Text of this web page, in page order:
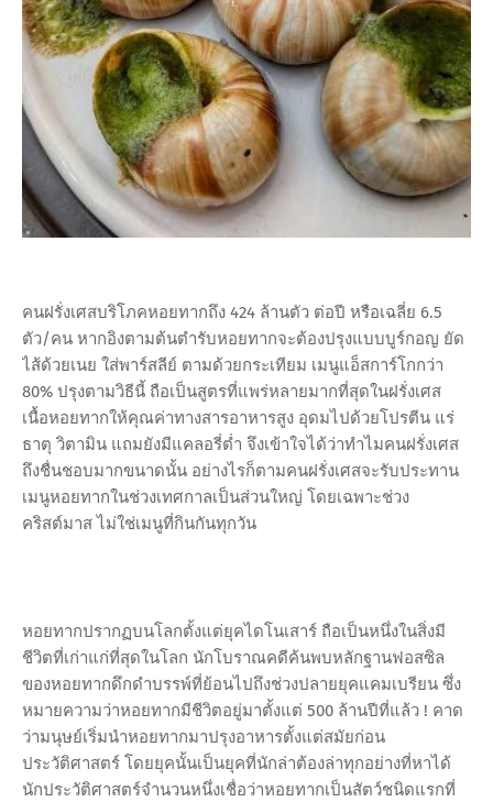
คนฝรั่งเศสบริโภคหอยทากถึง 424 ล้านตัว ต่อปี หรือเฉลี่ย 6.5
ตัว/คน หากอิงตามต้นตำรับหอยทากจะต้องปรุงแบบบูร์กอญ ยัด
ไส้ด้วยเนย ใส่พาร์สลีย์ ตามด้วยกระเทียม เมนูแอ็สการ์โกกว่า
80% ปรุงตามวิธีนี้ ถือเป็นสูตรที่แพร่หลายมากที่สุดในฝรั่งเศส
เนื้อหอยทากให้คุณค่าทางสารอาหารสูง อุดมไปด้วยโปรตีน แร่
ธาตุ วิตามิน แถมยังมีแคลอรี่ต่ำ จึงเข้าใจได้ว่าทำไมคนฝรั่งเศส
ถึงชื่นชอบมากขนาดนั้น อย่างไรก็ตามคนฝรั่งเศสจะรับประทาน
เมนูหอยทากในช่วงเทศกาลเป็นส่วนใหญ่ โดยเฉพาะช่วง
คริสต์มาส ไม่ใช่เมนูที่กินกันทุกวัน
หอยทากปรากฏบนโลกตั้งแต่ยุคไดโนเสาร์ ถือเป็นหนึ่งในสิ่งมี
ชีวิตที่เก่าแก่ที่สุดในโลก นักโบราณคดีค้นพบหลักฐานฟอสซิล
ของหอยทากดึกดำบรรพ์ที่ย้อนไปถึงช่วงปลายยุคแคมเบรียน ซึ่ง
หมายความว่าหอยทากมีชีวิตอยู่มาตั้งแต่ 500 ล้านปีที่แล้ว ! คาด
ว่ามนุษย์เริ่มนำหอยทากมาปรุงอาหารตั้งแต่สมัยก่อน
ประวัติศาสตร์ โดยยุคนั้นเป็นยุคที่นักล่าต้องล่าทุกอย่างที่หาได้
นักประวัติศาสตร์จำนวนหนึ่งเชื่อว่าหอยทากเป็นสัตว์ชนิดแรกที่